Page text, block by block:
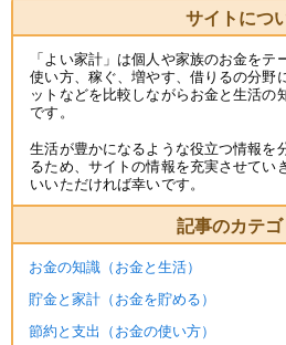
サイトにつ
「よい家計」は個人や家族のお金をテ
使い方、稼ぐ、増やす、借りるの分野
ットなどを比較しながらお金と生活の
です。
生活が豊かになるような役立つ情報を
るため、サイトの情報を充実させてい
いいただければ幸いです。
記事のカテ
お金の知識（お金と生活）
貯金と家計（お金を貯める）
節約と支出（お金の使い方）